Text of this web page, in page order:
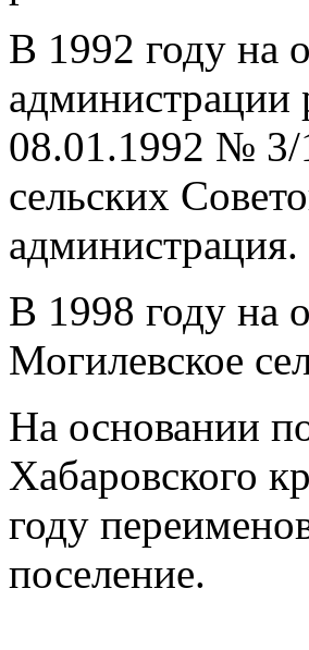
В 1992 году на
администрации
08.01.1992 №
сельских
администрация.
В 1998 году на
Могилевское
На основании
Хабаровского
году
поселение.